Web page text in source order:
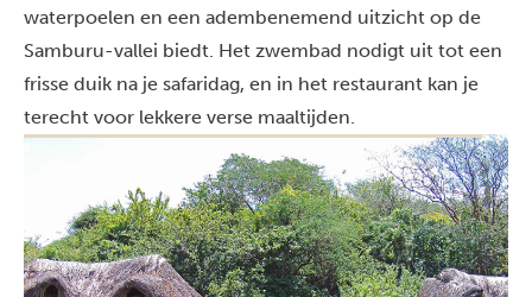
waterpoelen en een adembenemend uitzicht op de
Samburu-vallei biedt. Het zwembad nodigt uit tot een
frisse duik na je safaridag, en in het restaurant kan je
terecht voor lekkere verse maaltijden.